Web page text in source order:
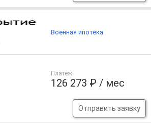
Платеж
126 273 ₽ / мес
Отправить заявку
Военная ипотека